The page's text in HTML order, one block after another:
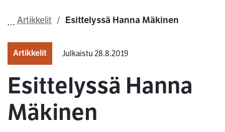
Artikkelit Esittelyssä Hanna Mäkinen
Artikkelit Julkaistu 28.8.2019
Esittelyssä Hanna
Mäkinen